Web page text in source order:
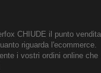
CHIUDE il punto vendita
riguarda l'ecommerce.
i vostri ordini online che